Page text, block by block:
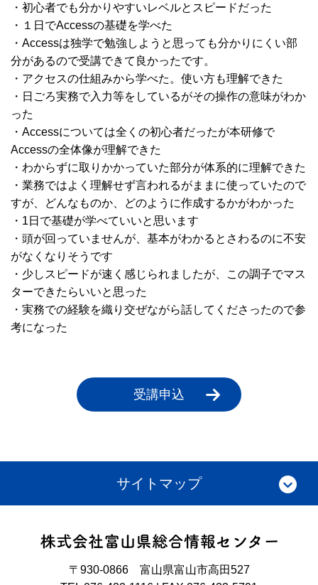
・初心者でも分かりやすいレベルとスピードだった
・１日でAccessの基礎を学べた
・Accessは独学で勉強しようと思っても分かりにくい部
分があるので受講できて良かったです。
・アクセスの仕組みから学べた。使い方も理解できた
・日ごろ実務で入力等をしているがその操作の意味がわか
った
・Accessについては全くの初心者だったが本研修で
Accessの全体像が理解できた
・わからずに取りかかっていた部分が体系的に理解できた
・業務ではよく理解せず言われるがままに使っていたので
すが、どんなものか、どのように作成するかがわかった
・1日で基礎が学べていいと思います
・頭が回っていませんが、基本がわかるとさわるのに不安
がなくなりそうです
・少しスピードが速く感じられましたが、この調子でマス
ターできたらいいと思った
・実務での経験を織り交ぜながら話してくださったので参
考になった
受講申込
サイトマップ
〒930-0866 富山県富山市高田527